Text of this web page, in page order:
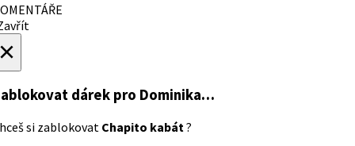
dárek pro Dominika…
si zablokovat Chapito kabát ?